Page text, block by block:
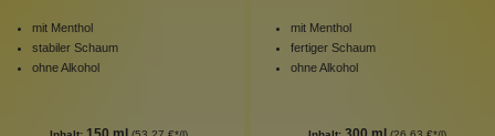
mit Menthol
stabiler Schaum
ohne Alkohol
mit Menthol
fertiger Schaum
ohne Alkohol